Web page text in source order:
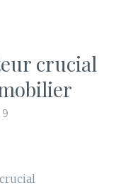
crucial